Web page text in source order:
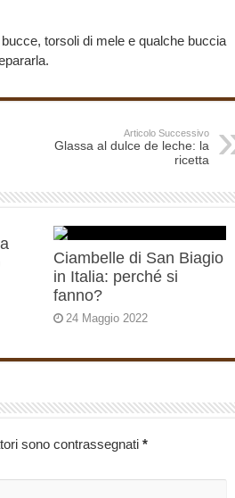
torsoli di mele e qualche buccia
Articolo Successivo
Glassa al dulce de leche: la
ricetta
Ciambelle di San Biagio
in Italia: perché si
fanno?
24 Maggio 2022
sono contrassegnati *